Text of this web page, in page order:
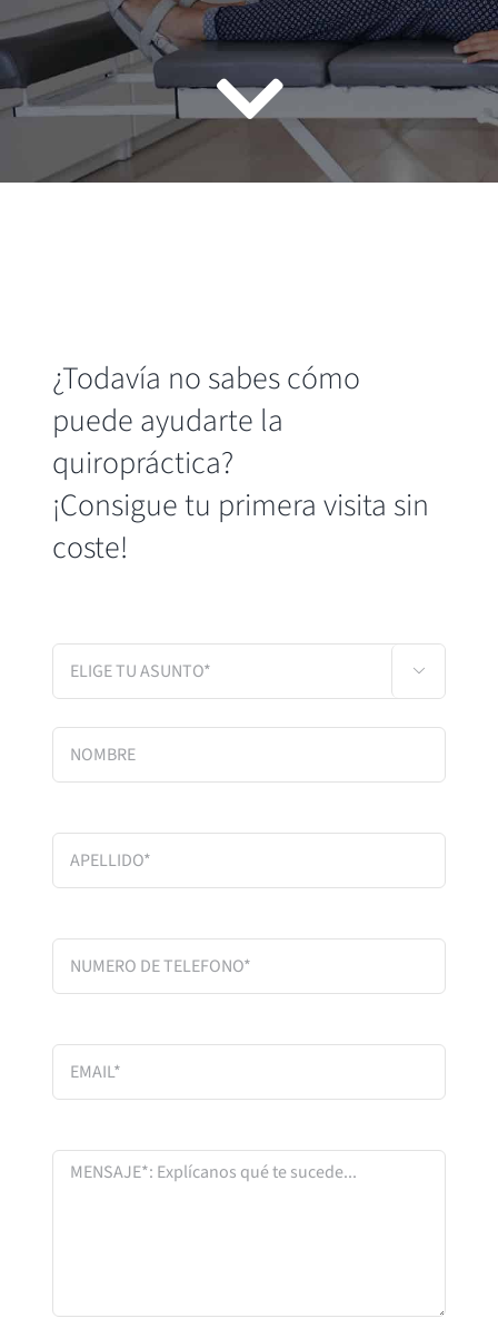
¿Todavía no sabes cómo
puede ayudarte la
quiropráctica?
¡Consigue tu primera visita sin
coste!
